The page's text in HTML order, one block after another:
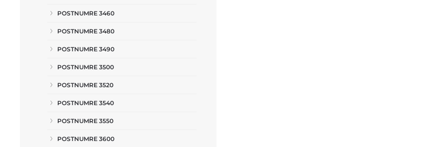
POSTNUMRE 3460
POSTNUMRE 3480
POSTNUMRE 3490
POSTNUMRE 3500
POSTNUMRE 3520
POSTNUMRE 3540
POSTNUMRE 3550
POSTNUMRE 3600